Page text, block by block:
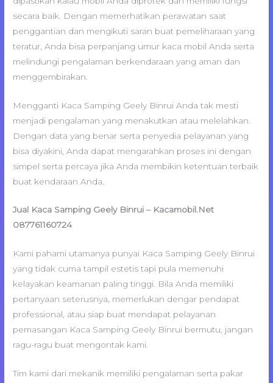
secara baik. Dengan memerhatikan perawatan saat
penggantian dan mengikuti saran buat pemeliharaan yang
teratur, Anda bisa perpanjang umur kaca mobil Anda serta
melindungi pengalaman berkendaraan yang aman dan
menggembirakan.
Mengganti Kaca Samping Geely Binrui Anda tak mesti
menjadi pengalaman yang menakutkan atau melelahkan.
Dengan data yang benar serta penyedia pelayanan yang
bisa diyakini, Anda dapat mengarahkan proses ini dengan
simpel serta percaya jika Anda membikin ketentuan terbaik
buat kendaraan Anda.
Jual Kaca Samping Geely Binrui – Kacamobil.Net
087761160724
Kami pahami utamanya punyai Kaca Samping Geely Binrui
yang tidak cuma tampil estetis tapi pula memenuhi
kelayakan keamanan paling tinggi. Bila Anda memiliki
pertanyaan seterusnya, memerlukan dengar pendapat
professional, atau siap buat mendapat pelayanan
pemasangan Kaca Samping Geely Binrui bermutu, jangan
ragu-ragu buat mengontak kami.
Tim kami dari mekanik memiliki pengalaman serta pakar